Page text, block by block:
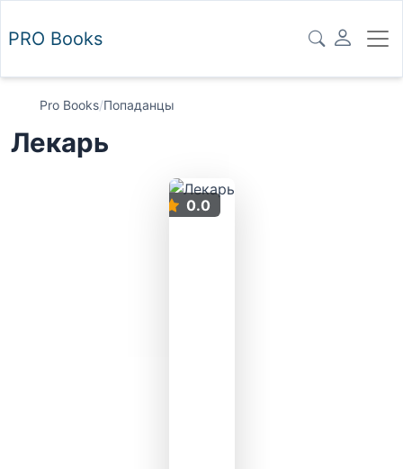
PRO Books
Pro Books/Попаданцы
Лекарь
0.0